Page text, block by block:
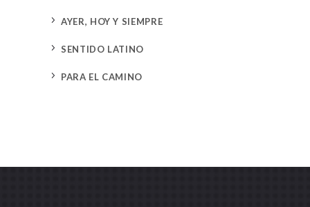
5 AYER, HOY Y SIEMPRE
5 SENTIDO LATINO
5 PARA EL CAMINO